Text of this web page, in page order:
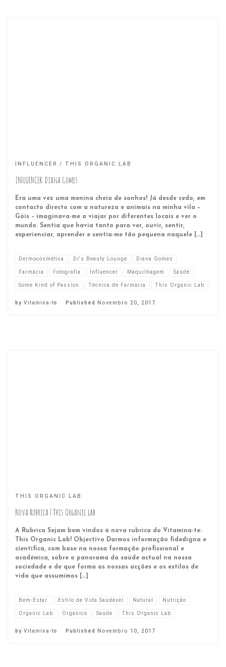
INFLUENCER THIS ORGANIC LAB
INFLUENCER: Diana Gomes
Era uma vez uma menina cheia de sonhos! Já desde cedo, em
contacto directo com a natureza e animais na minha vila –
Góis – imaginava-me a viajar por diferentes locais e ver o
mundo. Sentia que havia tanto para ver, ouvir, sentir,
experienciar, aprender e sentia-me tão pequena naquele […]
Dermocosmética Di's Beauty Lounge
Diana Gomes
Farmácia
Fotografia Influencer Maquilhagem
Saúde
Some Kind of Passion
Técnica de Farmácia This Organic Lab
by Vitamina-te Published Novembro 20, 2017
THIS ORGANIC LAB
Nova Rubrica | This Organic Lab
A Rubrica Sejam bem vindos à nova rubrica do Vitamina-te:
This Organic Lab! Objectivo Darmos informação fidedigna e
científica, com base na nossa formação profissional e
académica, sobre o panorama da saúde actual na nossa
sociedade e de que forma as nossas acções e os estilos de
vida que assumimos […]
Bem-Estar. Estilo de Vida Saudável Natural
Nutrição
Organic Lab
Organico Saúde This Organic Lab
by Vitamina-te Published Novembro 10, 2017